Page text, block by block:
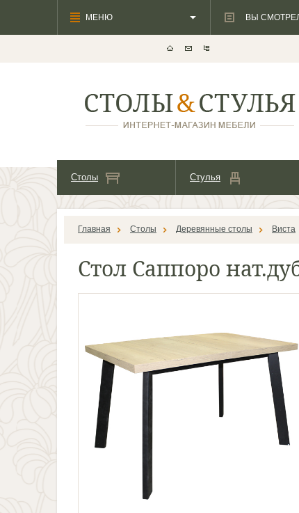
Столы Стулья
Главная Столы Деревянные столы Виста
Стол Саппоро
МЕНЮ ВЫ